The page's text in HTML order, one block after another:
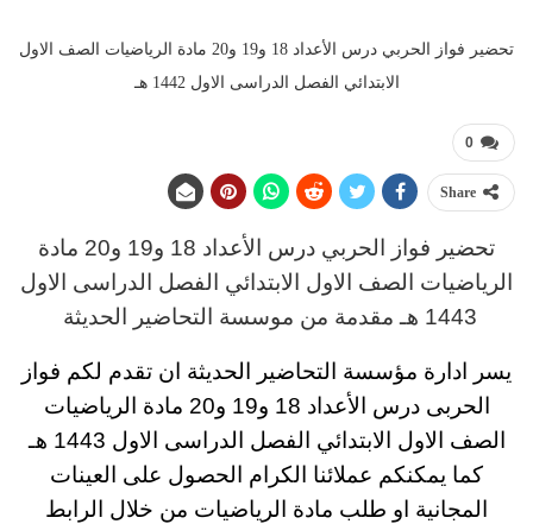
تحضير فواز الحربي درس الأعداد 18 و19 و20 مادة الرياضيات الصف الاول
الابتدائي الفصل الدراسى الاول 1442 هـ
0
Share
تحضير فواز الحربي درس الأعداد 18 و19 و20 مادة
الرياضيات الصف الاول الابتدائي الفصل الدراسى الاول
1443 هـ
مقدمة من موسسة التحاضير الحديثة
يسر ادارة مؤسسة التحاضير الحديثة ان تقدم لكم فواز
الحربى درس الأعداد 18 و19 و20 مادة الرياضيات
الصف الاول الابتدائي الفصل الدراسى الاول 1443 هـ
كما يمكنكم عملائنا الكرام الحصول على العينات
المجانية او طلب مادة الرياضيات من خلال الرابط